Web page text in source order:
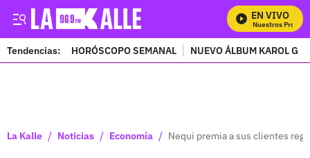
EN VIVO
Mira Todos Nuestros
Tendencias: HORÓSCOPO SEMANAL NUEVO ÁLBUM KAROL G
La Kalle / Noticias / Economía / Nequi premia a sus clientes